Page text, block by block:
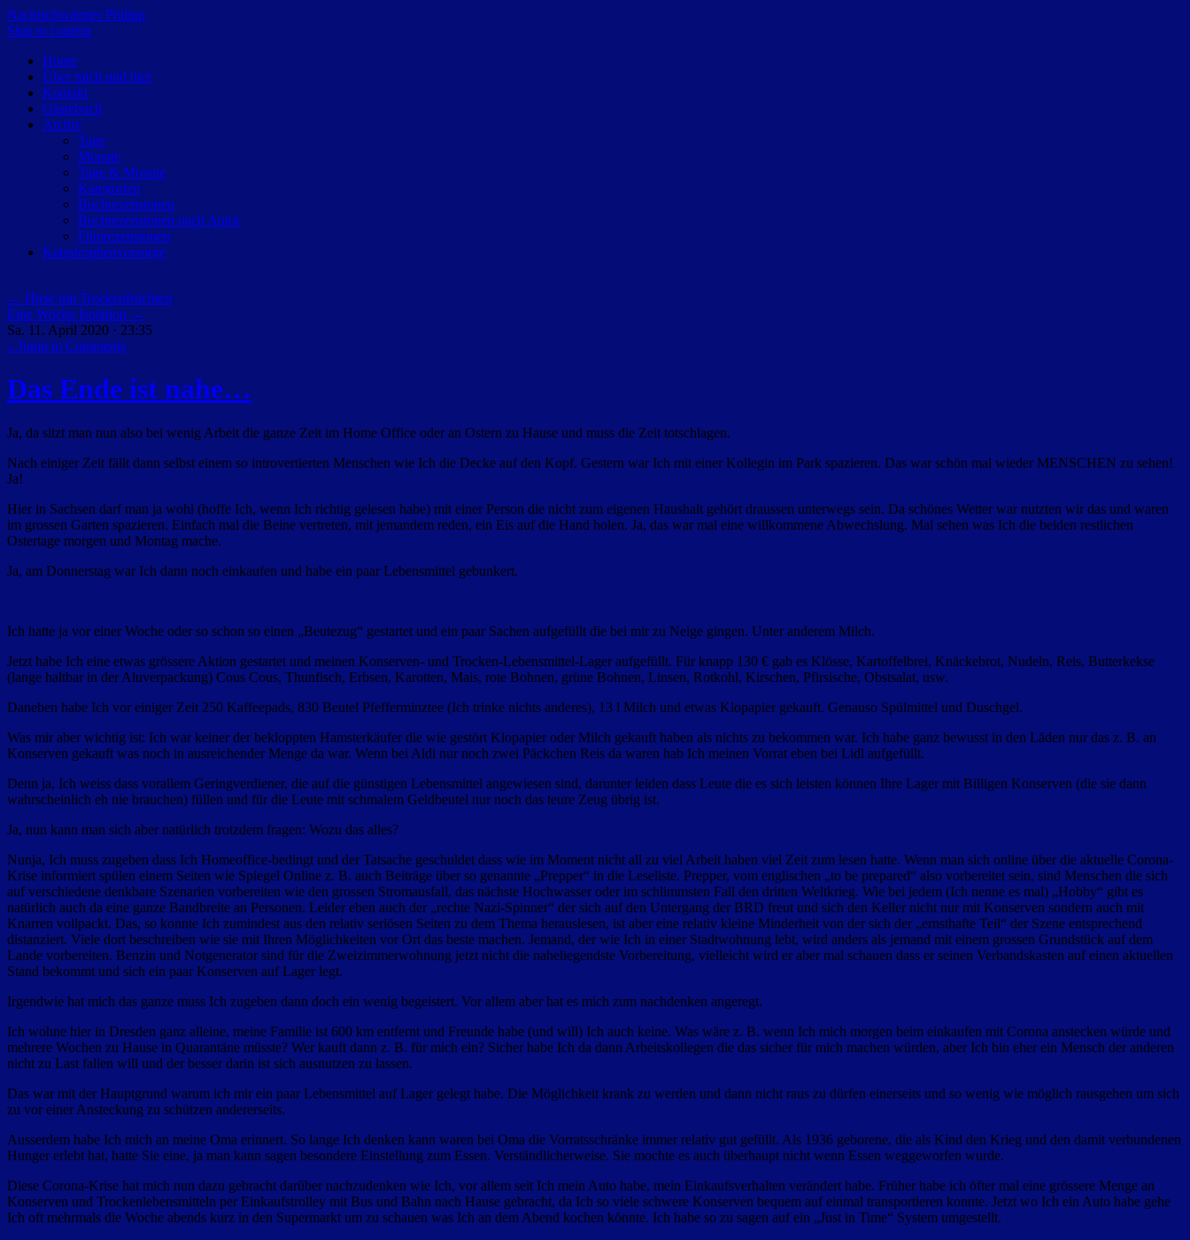
Nachtschwärmer Philipp
Skip to content
Home
Über mich und hier
Kontakt
Gästebuch
Archiv
Tage
Monate
Tage & Monate
Kategorien
Buchrezensionen
Buchrezensionen nach Autor
Filmrezensionen
Katastrophenvorsorge
← Hirse mit Trockenfrüchten
Eine Woche Isolation →
Sa. 11. April 2020 · 23:35
↓ Jump to Comments
Das Ende ist nahe…
Ja, da sitzt man nun also bei wenig Arbeit die ganze Zeit im Home Office oder an Ostern zu Hause und muss die Zeit totschlagen.
Nach einiger Zeit fällt dann selbst einem so introvertierten Menschen wie Ich die Decke auf den Kopf. Gestern war Ich mit einer Kollegin im Park spazieren. Das war schön mal wieder MENSCHEN zu sehen!
Ja!
Hier in Sachsen darf man ja wohl (hoffe Ich, wenn Ich richtig gelesen habe) mit einer Person die nicht zum eigenen Haushalt gehört draussen unterwegs sein. Da schönes Wetter war nutzten wir das und waren
im grossen Garten spazieren. Einfach mal die Beine vertreten, mit jemandem reden, ein Eis auf die Hand holen. Ja, das war mal eine willkommene Abwechslung. Mal sehen was Ich die beiden restlichen
Ostertage morgen und Montag mache.
Ja, am Donnerstag war Ich dann noch einkaufen und habe ein paar Lebensmittel gebunkert.
Ich hatte ja vor einer Woche oder so schon so einen „Beutezug“ gestartet und ein paar Sachen aufgefüllt die bei mir zu Neige gingen. Unter anderem Milch.
Jetzt habe Ich eine etwas grössere Aktion gestartet und meinen Konserven- und Trocken-Lebensmittel-Lager aufgefüllt. Für knapp 130 € gab es Klösse, Kartoffelbrei, Knäckebrot, Nudeln, Reis, Butterkekse
(lange haltbar in der Aluverpackung) Cous Cous, Thunfisch, Erbsen, Karotten, Mais, rote Bohnen, grüne Bohnen, Linsen, Rotkohl, Kirschen, Pfirsische, Obstsalat, usw.
Daneben habe Ich vor einiger Zeit 250 Kaffeepads, 830 Beutel Pfefferminztee (Ich trinke nichts anderes), 13 l Milch und etwas Klopapier gekauft. Genauso Spülmittel und Duschgel.
Was mir aber wichtig ist: Ich war keiner der bekloppten Hamsterkäufer die wie gestört Klopapier oder Milch gekauft haben als nichts zu bekommen war. Ich habe ganz bewusst in den Läden nur das z. B. an
Konserven gekauft was noch in ausreichender Menge da war. Wenn bei Aldi nur noch zwei Päckchen Reis da waren hab Ich meinen Vorrat eben bei Lidl aufgefüllt.
Denn ja, Ich weiss dass vorallem Geringverdiener, die auf die günstigen Lebensmittel angewiesen sind, darunter leiden dass Leute die es sich leisten können Ihre Lager mit Billigen Konserven (die sie dann
wahrscheinlich eh nie brauchen) füllen und für die Leute mit schmalem Geldbeutel nur noch das teure Zeug übrig ist.
Ja, nun kann man sich aber natürlich trotzdem fragen: Wozu das alles?
Nunja, Ich muss zugeben dass Ich Homeoffice-bedingt und der Tatsache geschuldet dass wie im Moment nicht all zu viel Arbeit haben viel Zeit zum lesen hatte. Wenn man sich online über die aktuelle Corona-
Krise informiert spülen einem Seiten wie Spiegel Online z. B. auch Beiträge über so genannte „Prepper“ in die Leseliste. Prepper, vom englischen „to be prepared“ also vorbereitet sein, sind Menschen die sich
auf verschiedene denkbare Szenarien vorbereiten wie den grossen Stromausfall, das nächste Hochwasser oder im schlimmsten Fall den dritten Weltkrieg. Wie bei jedem (Ich nenne es mal) „Hobby“ gibt es
natürlich auch da eine ganze Bandbreite an Personen. Leider eben auch der „rechte Nazi-Spinner“ der sich auf den Untergang der BRD freut und sich den Keller nicht nur mit Konserven sondern auch mit
Knarren vollpackt. Das, so konnte Ich zumindest aus den relativ seriösen Seiten zu dem Thema herauslesen, ist aber eine relativ kleine Minderheit von der sich der „ernsthafte Teil“ der Szene entsprechend
distanziert. Viele dort beschreiben wie sie mit Ihren Möglichkeiten vor Ort das beste machen. Jemand, der wie Ich in einer Stadtwohnung lebt, wird anders als jemand mit einem grossen Grundstück auf dem
Lande vorbereiten. Benzin und Notgenerator sind für die Zweizimmerwohnung jetzt nicht die naheliegendste Vorbereitung, vielleicht wird er aber mal schauen dass er seinen Verbandskasten auf einen aktuellen
Stand bekommt und sich ein paar Konserven auf Lager legt.
Irgendwie hat mich das ganze muss Ich zugeben dann doch ein wenig begeistert. Vor allem aber hat es mich zum nachdenken angeregt.
Ich wohne hier in Dresden ganz alleine, meine Familie ist 600 km entfernt und Freunde habe (und will) Ich auch keine. Was wäre z. B. wenn Ich mich morgen beim einkaufen mit Corona anstecken würde und
mehrere Wochen zu Hause in Quarantäne müsste? Wer kauft dann z. B. für mich ein? Sicher habe Ich da dann Arbeitskollegen die das sicher für mich machen würden, aber Ich bin eher ein Mensch der anderen
nicht zu Last fallen will und der besser darin ist sich ausnutzen zu lassen.
Das war mit der Hauptgrund warum ich mir ein paar Lebensmittel auf Lager gelegt habe. Die Möglichkeit krank zu werden und dann nicht raus zu dürfen einerseits und so wenig wie möglich rausgehen um sich
zu vor einer Ansteckung zu schützen andererseits.
Ausserdem habe Ich mich an meine Oma erinnert. So lange Ich denken kann waren bei Oma die Vorratsschränke immer relativ gut gefüllt. Als 1936 geborene, die als Kind den Krieg und den damit verbundenen
Hunger erlebt hat, hatte Sie eine, ja man kann sagen besondere Einstellung zum Essen. Verständlicherweise. Sie mochte es auch überhaupt nicht wenn Essen weggeworfen wurde.
Diese Corona-Krise hat mich nun dazu gebracht darüber nachzudenken wie Ich, vor allem seit Ich mein Auto habe, mein Einkaufsverhalten verändert habe. Früher habe ich öfter mal eine grössere Menge an
Konserven und Trockenlebensmitteln per Einkaufstrolley mit Bus und Bahn nach Hause gebracht, da Ich so viele schwere Konserven bequem auf einmal transportieren konnte. Jetzt wo Ich ein Auto habe gehe
Ich oft mehrmals die Woche abends kurz in den Supermarkt um zu schauen was Ich an dem Abend kochen könnte. Ich habe so zu sagen auf ein „Just in Time“ System umgestellt.